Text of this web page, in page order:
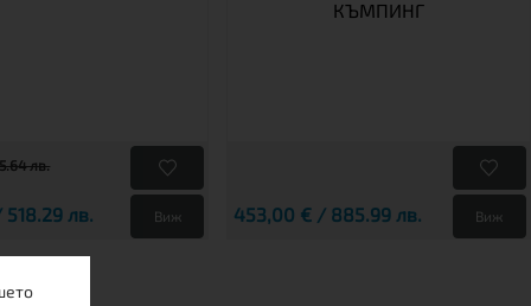
лв.
лв. Виж
КЪМПИНГ
453,00 € / 885.99 лв. Виж